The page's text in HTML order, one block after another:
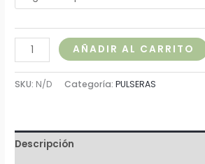
AÑADIR AL CARRITO
SKU: N/D Categoría:PULSERAS
Descripción